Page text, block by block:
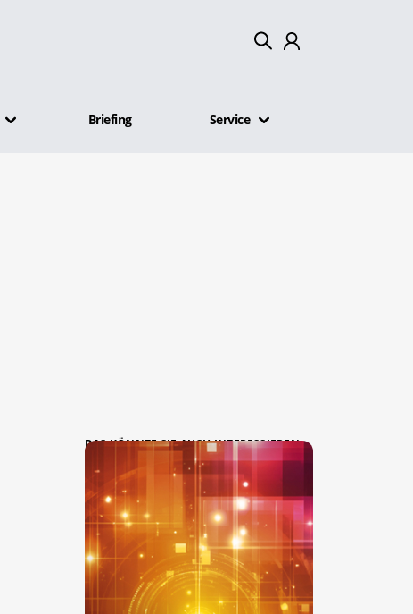
Briefing Service
DAS KÖNNTE SIE AUCH INTERESSIEREN: